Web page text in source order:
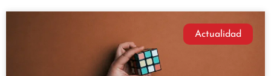
Actualidad